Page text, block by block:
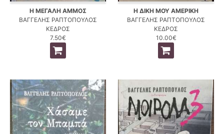
Η ΜΕΓΑΛΗ ΑΜΜΟΣ
ΒΑΓΓΕΛΗΣ ΡΑΠΤΟΠΟΥΛΟΣ
ΚΕΔΡΟΣ
7.50€
Η ΔΙΚΗ ΜΟΥ ΑΜΕΡΙΚΗ
ΒΑΓΓΕΛΗΣ ΡΑΠΤΟΠΟΥΛΟΣ
ΚΕΔΡΟΣ
10.00€